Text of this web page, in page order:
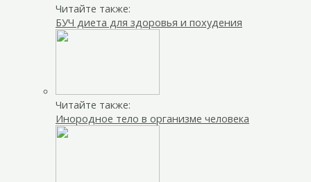
Читайте также:
БУЧ диета для здоровья и похудения
Читайте также:
Инородное тело в организме человека